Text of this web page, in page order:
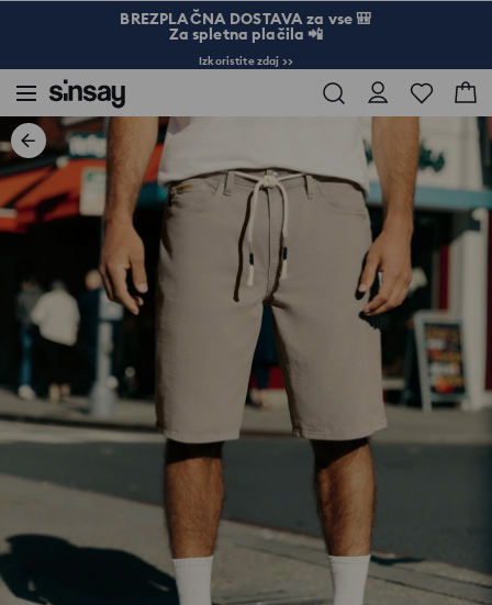
BREZPLAČNA DOSTAVA za vse 🎒
Za spletna plačila 📲
Izkoristite zdaj >>